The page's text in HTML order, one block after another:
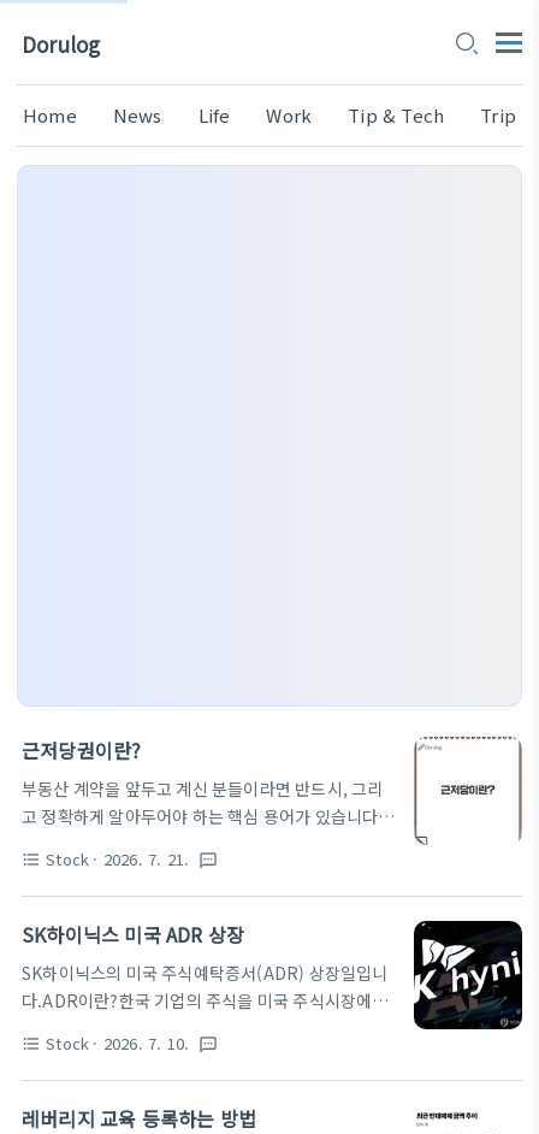
Dorulog
Home News Life Work Tip & Tech Trip
근저당권이란?
부동산 계약을 앞두고 계신 분들이라면 반드시, 그리
고 정확하게 알아두어야 하는 핵심 용어가 있습니다.
슈가 되었는데요.부동산 거래에서 근저당권은 종종 나
오는 일인데요. 어제 이재명 대통령의 분당 집이 29억
에 매도하면서 17억 근저당을 잡아서 이슈가 되었습
이란?부동산에서 이 두 용어는 채권자(돈을 빌려준 사
람)가 담보를 확보하기 위해 설정하는 권리입니다.저
당권이란? 채권자가 돈을 빌려주면서 부동산을 담보
여 변제(돈을 돌려받음)를 받을 수 있습니다. 근저당이
format_list_bulleted Stock · 2026. 7. 21. textsms
SK하이닉스 미국 ADR 상장
SK하이닉스의 미국 주식예탁증서(ADR) 상장일입니
다.ADR이란?한국 기업의 주식을 미국 주식시장에서
말합니다. 영어로는 ADR(American Depositary
Receipt)이라고 부릅니다. 미국 주식예탁증서(ADR)
의 작동 원리 주식 보관: 한국 기업(예: SK하이닉스)이
format_list_bulleted Stock · 2026. 7. 10. textsms
레버리지 교육 등록하는 방법